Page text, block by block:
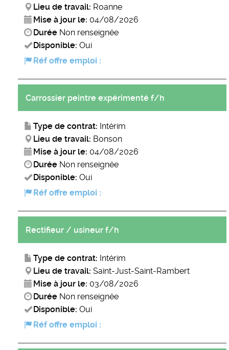
Lieu de travail: Roanne
Mise à jour le: 04/08/2026
Durée Non renseignée
Disponible: Oui
Réf offre emploi :
Carrossier peintre expérimenté f/h
Type de contrat: Intérim
Lieu de travail: Bonson
Mise à jour le: 04/08/2026
Durée Non renseignée
Disponible: Oui
Réf offre emploi :
Rectifieur / usineur f/h
Type de contrat: Intérim
Lieu de travail: Saint-Just-Saint-Rambert
Mise à jour le: 03/08/2026
Durée Non renseignée
Disponible: Oui
Réf offre emploi :